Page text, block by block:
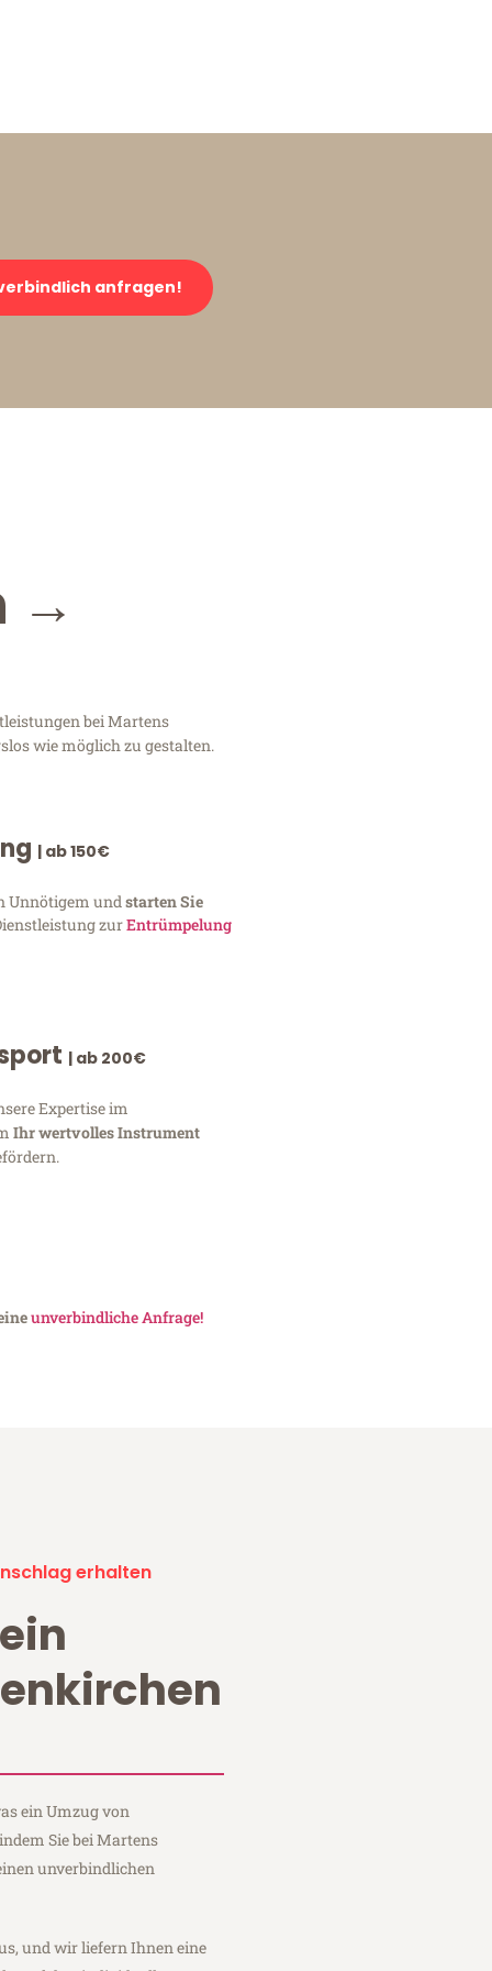
anfragen!
→
bei Martens
wie möglich zu gestalten.
| ab 150€
Unnötigem undstarten Sie
zurEntrümpelung
| ab 200€
Expertise im
Ihr wertvolles Instrument
unverbindliche Anfrage!
erhalten
ein Umzug von
Sie bei Martens
unverbindlichen
und wir liefern Ihnen eine